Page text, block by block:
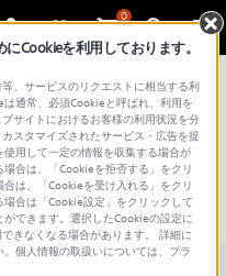
0
わせ HDR-GW シリーズ
明書 Q&A
Cookieを利用しております。
、サービスのリクエストに相当する利
通常、必須Cookieと呼ばれ、利用を
サイトにおけるお客様の利用状況を分
スタマイズされたサービス・広告を提
用して一定の情報を収集する場合が
合は、「Cookieを拒否する」をクリ
は、「Cookieを受け入れる」をクリ
合は「Cookie設定」をクリックして
できます。選択したCookieの設定に
きなくなる場合があります。 詳細に
個人情報の取扱いについては、プラ